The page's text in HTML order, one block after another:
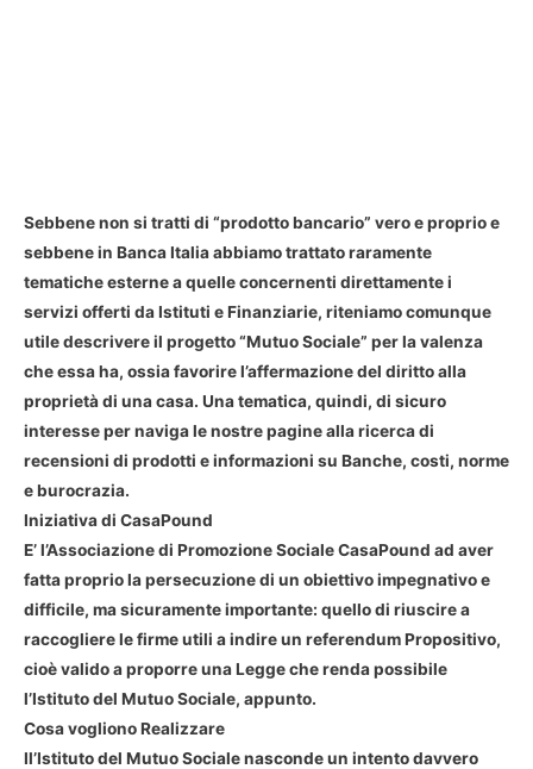
Sebbene non si tratti di “prodotto bancario” vero e proprio e
sebbene in Banca Italia abbiamo trattato raramente
tematiche esterne a quelle concernenti direttamente i
servizi offerti da Istituti e Finanziarie, riteniamo comunque
utile descrivere il progetto “Mutuo Sociale” per la valenza
che essa ha, ossia favorire l’affermazione del diritto alla
proprietà di una casa. Una tematica, quindi, di sicuro
interesse per naviga le nostre pagine alla ricerca di
recensioni di prodotti e informazioni su Banche, costi, norme
e burocrazia.
Iniziativa di CasaPound
E’ l’Associazione di Promozione Sociale CasaPound ad aver
fatta proprio la persecuzione di un obiettivo impegnativo e
difficile, ma sicuramente importante: quello di riuscire a
raccogliere le firme utili a indire un referendum Propositivo,
cioè valido a proporre una Legge che renda possibile
l’Istituto del Mutuo Sociale, appunto.
Cosa vogliono Realizzare
Il’Istituto del Mutuo Sociale nasconde un intento davvero